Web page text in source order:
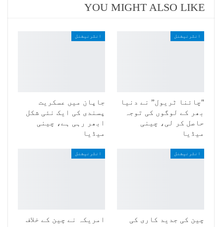
YOU MIGHT ALSO LIKE
انٹرنیشنل
"چائنا ٹریول” نے دنیا
بھر کے لوگوں کی توجہ
حاصل کر لی، چینی
میڈیا
انٹرنیشنل
جاپان میں عسکریت
پسندی کی ایک نئی شکل
ابھر رہی ہے، چینی
میڈیا
انٹرنیشنل
چین کی جدید کاری کی
انٹرنیشنل
امریکہ نے چین کے خلاف